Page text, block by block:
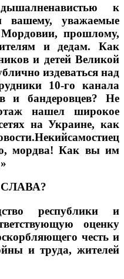
к
вашему, уважаемые
прошлому,
и дедам. Как
и детей Великой
издеваться над
10-го канала
и бандеровцев? Не
нашел широкое
на Украине, как
мордва! Как вы им
СЛАВА?
республики и
оценку
честь и
и труда, жителей